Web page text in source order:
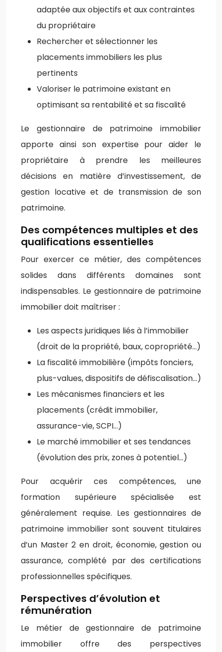
adaptée aux objectifs et aux contraintes
du propriétaire
Rechercher et sélectionner les
placements immobiliers les plus
pertinents
Valoriser le patrimoine existant en
optimisant sa rentabilité et sa fiscalité
Le gestionnaire de patrimoine immobilier
apporte ainsi son expertise pour aider le
propriétaire à prendre les meilleures
décisions en matière d’investissement, de
gestion locative et de transmission de son
patrimoine.
Des compétences multiples et des
qualifications essentielles
Pour exercer ce métier, des compétences
solides dans différents domaines sont
indispensables. Le gestionnaire de patrimoine
immobilier doit maîtriser :
Les aspects juridiques liés à l’immobilier
(droit de la propriété, baux, copropriété…)
La fiscalité immobilière (impôts fonciers,
plus-values, dispositifs de défiscalisation…)
Les mécanismes financiers et les
placements (crédit immobilier,
assurance-vie, SCPI…)
Le marché immobilier et ses tendances
(évolution des prix, zones à potentiel…)
Pour acquérir ces compétences, une
formation supérieure spécialisée est
généralement requise. Les gestionnaires de
patrimoine immobilier sont souvent titulaires
d’un Master 2 en droit, économie, gestion ou
assurance, complété par des certifications
professionnelles spécifiques.
Perspectives d’évolution et
rémunération
Le métier de gestionnaire de patrimoine
immobilier offre des perspectives